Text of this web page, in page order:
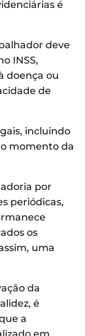
é
deve
INSS,
doença ou
de
incluindo
momento da
por
periódicas,
os
uma
da
é
a